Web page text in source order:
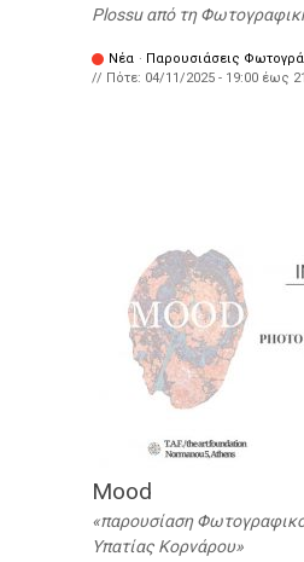
Plossu από τη
Νέα · Παρουσιάσεις
// Πότε: 04/11/2025 - 19:00 έως
Mood
παρουσίαση
Υπατίας Κορνάρου